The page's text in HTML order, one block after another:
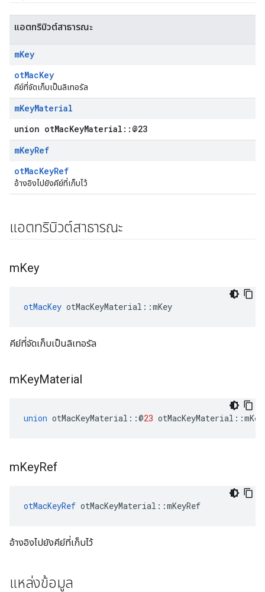
แอตทริบิวต์สาธารณะ
mKey
otMacKey
คีย์ที่จัดเก็บเป็นลิเทอรัล
mKeyMaterial
union otMacKeyMaterial::@23
mKeyRef
otMacKeyRef
อ้างอิงไปยังคีย์ที่เก็บไว้
แอตทริบิวต์สาธารณะ
mKey
otMacKey otMacKeyMaterial ::mKey
คีย์ที่จัดเก็บเป็นลิเทอรัล
mKeyMaterial
union otMacKeyMaterial ::@23 otMacKeyMaterial ::
mKeyRef
otMacKeyRef otMacKeyMaterial ::mKeyRef
อ้างอิงไปยังคีย์ที่เก็บไว้
แหล่งข้อมูล